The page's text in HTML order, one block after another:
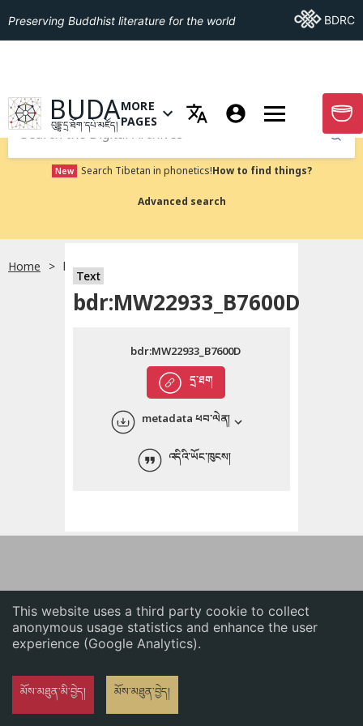
This website uses a third party cookie to collect
anonymous usage statistics and enhance the user
experience (Google Analytics).
མོས་མཐུན་མི་བྱེད། མོས་མཐུན་བྱེད།
English
ភាសាខ្មែរ
Preserving Buddhist literature for the world Go ToBDRC
GO TO HOMEPAGE
BUDA
བུདྡྷ་དྲ་ཐོག་དཔེ་མཛོད།
OPEN MENU OF MORE PAGES
MORE
PAGES
GO
Submit
New Search Tibetan in phonetics!How to find things?
Advanced search
Home bdr:MW22933_B7600D
Text
bdr:MW22933_B7600D
དྲ་ཐག
bdr:MW22933_B7600D
metadata ཕབ་ལེན།
འདིའི་ཡོང་ཁུངས།